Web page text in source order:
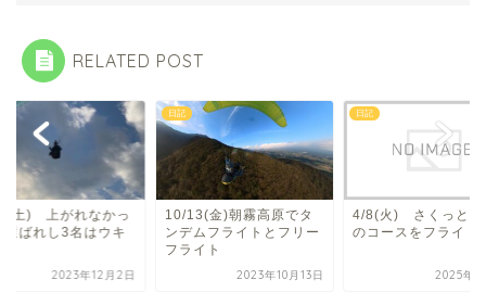
RELATED POST
金)朝霧高原でタ
ムフライトとフリー
2023年10月13日
日記
4/8(火) さくっといつも
のコースをフライト
2025年4月8日
日記
12/2(土) 上がれな
た。選ばれし3名は
2023年